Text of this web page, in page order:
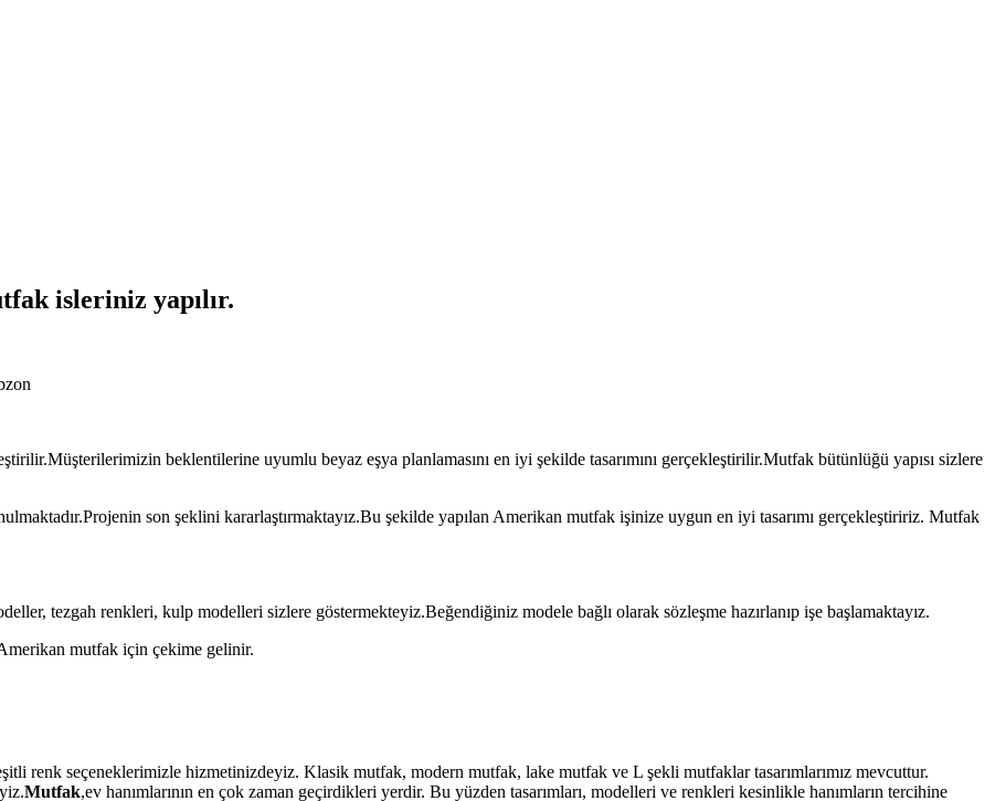
isleriniz yapılır.
beklentilerine uyumlu beyaz eşya planlamasını en iyi şekilde tasarımını gerçekleştirilir.Mutfak bütünlüğü yapısı sizlere
son şeklini kararlaştırmaktayız.Bu şekilde yapılan Amerikan mutfak işinize uygun en iyi tasarımı gerçekleştiririz. Mutfak
tezgah renkleri, kulp modelleri sizlere göstermekteyiz.Beğendiğiniz modele bağlı olarak sözleşme hazırlanıp işe başlamaktayız.
mutfak için çekime gelinir.
renk seçeneklerimizle hizmetinizdeyiz. Klasik mutfak, modern mutfak, lake mutfak ve L şekli mutfaklar tasarımlarımız mevcuttur.
Mutfak,ev hanımlarının en çok zaman geçirdikleri yerdir. Bu yüzden tasarımları, modelleri ve renkleri kesinlikle hanımların tercihine